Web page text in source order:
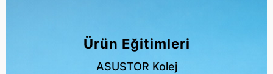
Ürün Eğitimleri
ASUSTOR Kolej